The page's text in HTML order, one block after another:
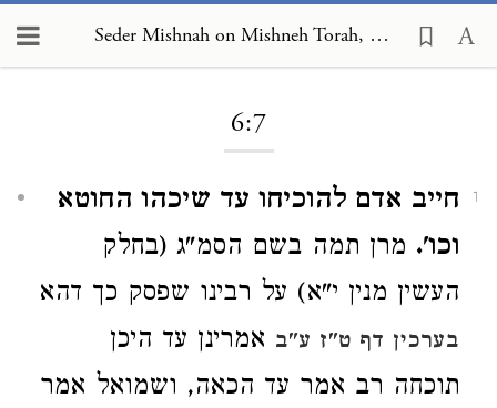
Seder Mishnah on Mishneh Torah, Human Dispositions 6:7
6:7
1
חייב אדם להוכיחו עד שיכהו החוטא
וכו'. מרן תמה בשם הסמ"ג (בחלק
העשין מנין י"א) על רבינו שפסק כך דהא
בערכין דף ט"ז ע"ב אמרינן עד היכן
תוכחה רב אמר עד הכאה, ושמואל אמר